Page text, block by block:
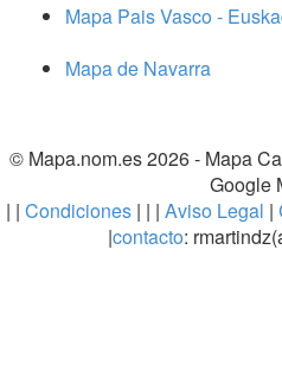
Mapa Pais Vasco -
Mapa de Navarra
© Mapa.nom.es 2026 - Mapa
Google
| | Condiciones| | | Aviso Legal |
|contacto: